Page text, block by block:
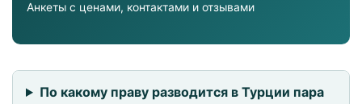
Анкеты с ценами, контактами и отзывами
По какому праву разводится в Турции пара